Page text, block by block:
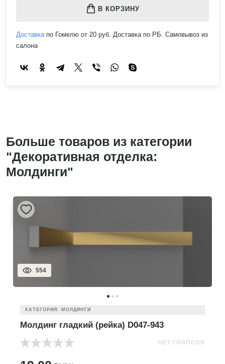
В КОРЗИНУ
Доставкапо Гомелю от 20 руб. Доставка по РБ. Самовывоз из
салона
Больше товаров из категории
"Декоративная отделка:
Молдинги"
554
КАТЕГОРИЯ: МОЛДИНГИ
Молдинг гладкий (рейка) D047-943
НЕТ ГОЛОСОВ